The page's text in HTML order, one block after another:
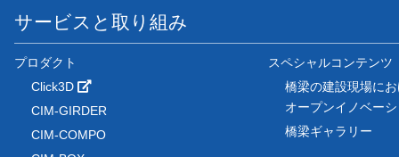
サービスと取り組み
プロダクト
Click3D
CIM-GIRDER
CIM-COMPO
スペシャルコンテンツ
橋梁の建設現場に
オープンイノベー
橋梁ギャラリー